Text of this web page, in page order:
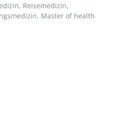
Reisemedizin,
Master of health